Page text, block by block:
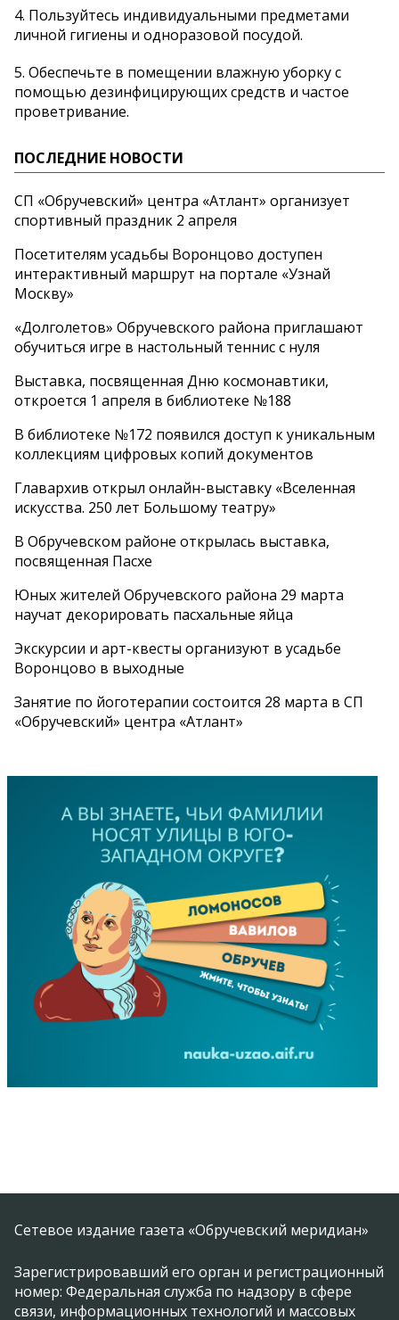
4. Пользуйтесь индивидуальными предметами
личной гигиены и одноразовой посудой.
5. Обеспечьте в помещении влажную уборку с
помощью дезинфицирующих средств и частое
проветривание.
ПОСЛЕДНИЕ НОВОСТИ
СП «Обручевский» центра «Атлант» организует
спортивный праздник 2 апреля
Посетителям усадьбы Воронцово доступен
интерактивный маршрут на портале «Узнай
Москву»
«Долголетов» Обручевского района приглашают
обучиться игре в настольный теннис с нуля
Выставка, посвященная Дню космонавтики,
откроется 1 апреля в библиотеке №188
В библиотеке №172 появился доступ к уникальным
коллекциям цифровых копий документов
Главархив открыл онлайн-выставку «Вселенная
искусства. 250 лет Большому театру»
В Обручевском районе открылась выставка,
посвященная Пасхе
Юных жителей Обручевского района 29 марта
научат декорировать пасхальные яйца
Экскурсии и арт-квесты организуют в усадьбе
Воронцово в выходные
Занятие по йоготерапии состоится 28 марта в СП
«Обручевский» центра «Атлант»
Сетевое издание газета «Обручевский меридиан»
Зарегистрировавший его орган и регистрационный
номер: Федеральная служба по надзору в сфере
связи, информационных технологий и массовых